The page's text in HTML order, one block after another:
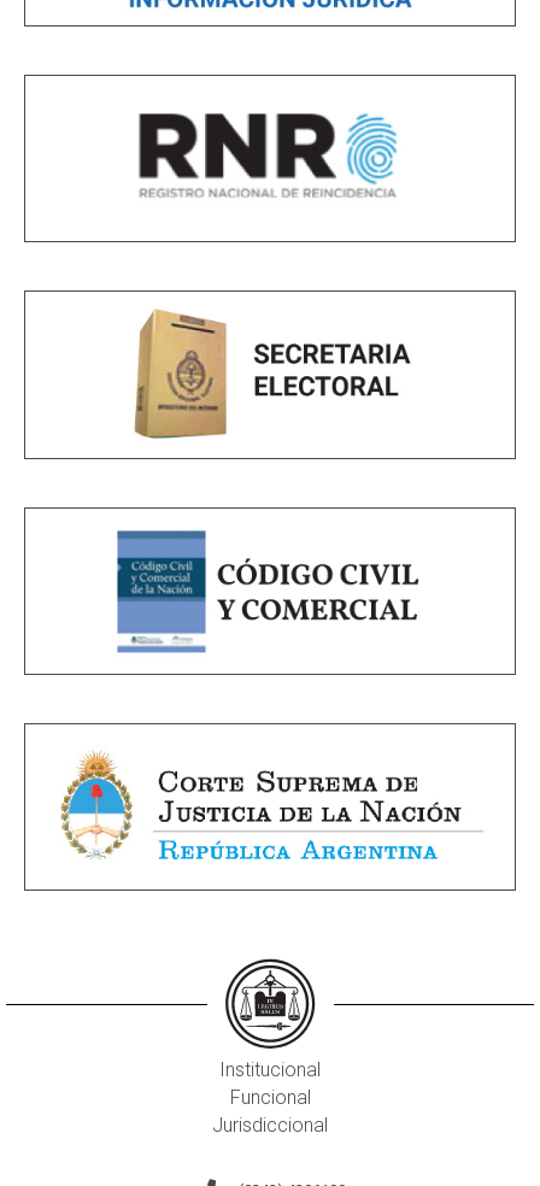
Institucional
Funcional
Jurisdiccional